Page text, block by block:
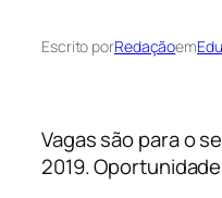
Escrito porRedaçãoem
Vagas são para o
2019.